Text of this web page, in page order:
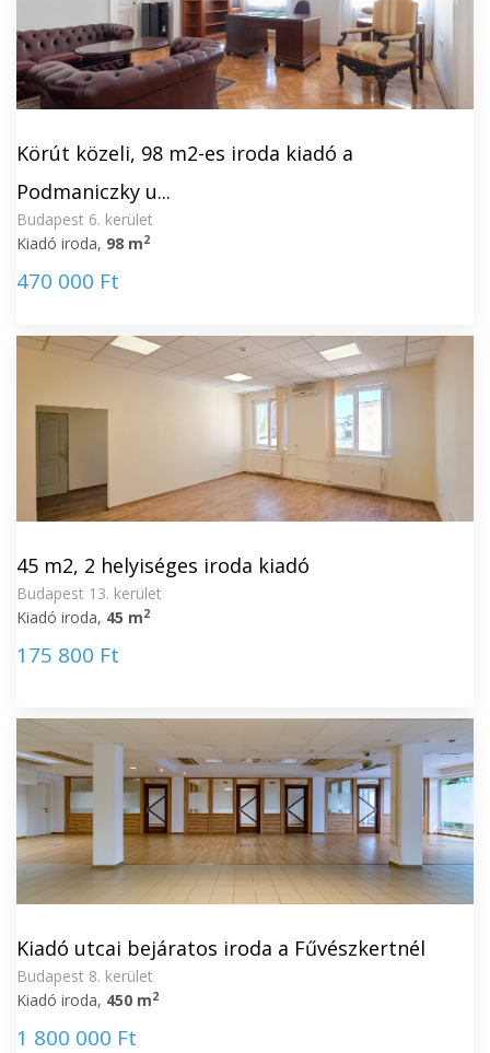
Körút közeli, 98 m2-es iroda kiadó a
Podmaniczky u...
Budapest 6. kerület
Kiadó iroda, 98 m2
470 000 Ft
45 m2, 2 helyiséges iroda kiadó
Budapest 13. kerület
Kiadó iroda, 45 m2
175 800 Ft
Kiadó utcai bejáratos iroda a Fűvészkertnél
Budapest 8. kerület
Kiadó iroda, 450 m2
1 800 000 Ft